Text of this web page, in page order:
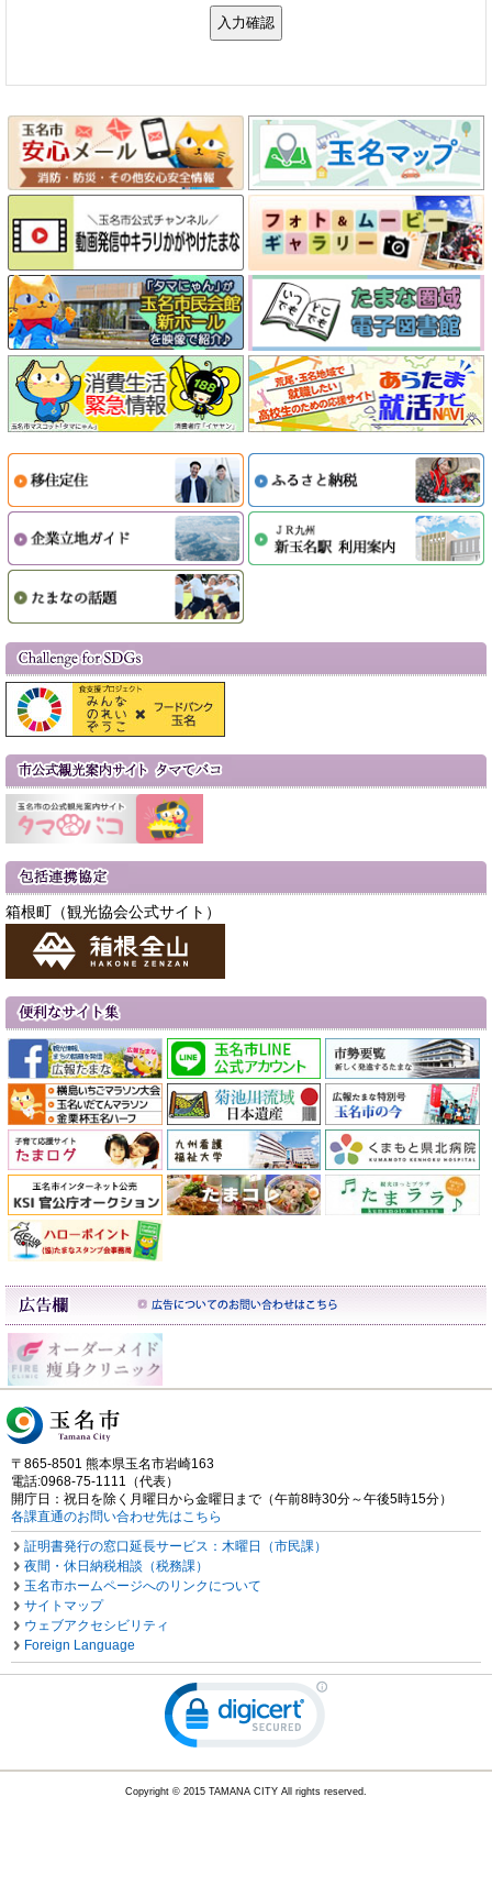
箱根町（観光協会公式サイト）
〒865-8501 熊本県玉名市岩崎163
電話:0968-75-1111（代表）
開庁日：祝日を除く月曜日から金曜日まで（午前8時30分～午後5時15分）
各課直通のお問い合わせ先はこちら
証明書発行の窓口延長サービス：木曜日（市民課）
夜間・休日納税相談（税務課）
玉名市ホームページへのリンクについて
サイトマップ
ウェブアクセシビリティ
Foreign Language
Copyright © 2015 TAMANA CITY All rights reserved.